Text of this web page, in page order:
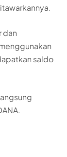
dan
saldo